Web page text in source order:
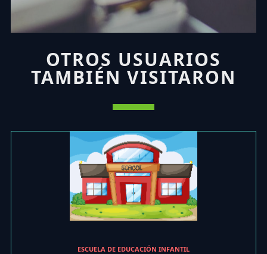
OTROS USUARIOS
TAMBIÉN VISITARON
ESCUELA DE EDUCACIÓN INFANTIL